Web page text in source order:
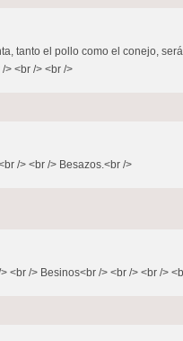
tanto el pollo como el conejo,
> <br /> <br />
/> <br /> Besazos.<br />
<br /> Besinos<br /> <br /> <br />